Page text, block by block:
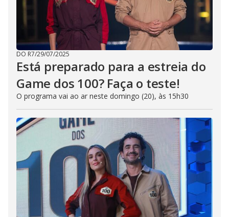
DO R7/29/07/2025
Está preparado para a estreia do
Game dos 100? Faça o teste!
O programa vai ao ar neste domingo (20), às 15h30